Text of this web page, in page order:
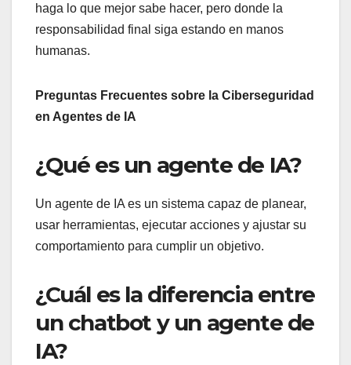
haga lo que mejor sabe hacer, pero donde la
responsabilidad final siga estando en manos
humanas.
Preguntas Frecuentes sobre la Ciberseguridad
en Agentes de IA
¿Qué es un agente de IA?
Un agente de IA es un sistema capaz de planear,
usar herramientas, ejecutar acciones y ajustar su
comportamiento para cumplir un objetivo.
¿Cuál es la diferencia entre
un chatbot y un agente de
IA?